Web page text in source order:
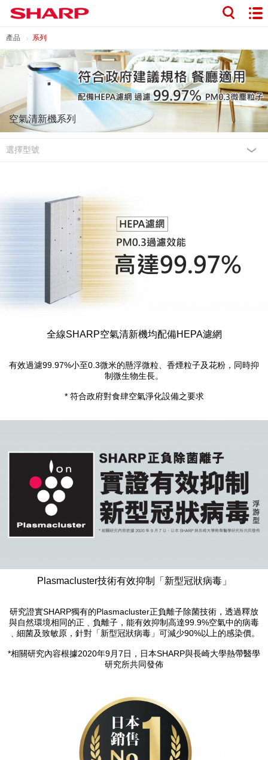
產品 系列
空氣清新機系列
選擇型號
全線SHARP空氣清新機均配備HEPA濾網
有效過濾99.97%小至0.3微米的懸浮微粒、香煙粒子及花粉，同時抑
制微生物生長。
* 符合政府對食肆空氣淨化設備之要求
Plasmacluster技術有效抑制「新型冠狀病毒」
研究證實SHARP獨有的Plasmacluster正負離子除菌技術，透過釋放
與自然環境相同的正﹑負離子，能有效抑制高達99.9%空氣中的病毒
﹑細菌及致敏原，針對「新型冠狀病毒」可減少90%以上的感染價。
*相關研究內容根據2020年9月7日，日本SHARP與長崎大學熱帶醫學
研究所共同發佈